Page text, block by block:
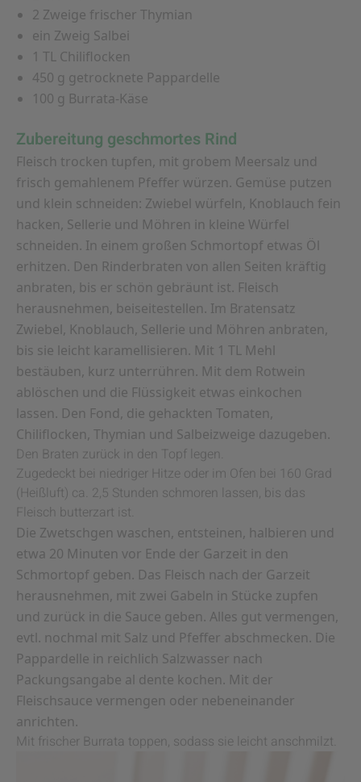
2 Zweige frischer Thymian
ein Zweig Salbei
1 TL Chiliflocken
450 g getrocknete Pappardelle
100 g Burrata-Käse
Zubereitung geschmortes Rind
Fleisch trocken tupfen, mit grobem Meersalz und
frisch gemahlenem Pfeffer würzen. Gemüse putzen
und klein schneiden: Zwiebel würfeln, Knoblauch fein
hacken, Sellerie und Möhren in kleine Würfel
schneiden. In einem großen Schmortopf etwas Öl
erhitzen. Den Rinderbraten von allen Seiten kräftig
anbraten, bis er schön gebräunt ist. Fleisch
herausnehmen, beiseitestellen. Im Bratensatz
Zwiebel, Knoblauch, Sellerie und Möhren anbraten,
bis sie leicht karamellisieren. Mit 1 TL Mehl
bestäuben, kurz unterrühren. Mit dem Rotwein
ablöschen und die Flüssigkeit etwas einkochen
lassen. Den Fond, die gehackten Tomaten,
Chiliflocken, Thymian und Salbeizweige dazugeben.
Den Braten zurück in den Topf legen.
Zugedeckt bei niedriger Hitze oder im Ofen bei 160 Grad
(Heißluft) ca. 2,5 Stunden schmoren lassen, bis das
Fleisch butterzart ist.
Die Zwetschgen waschen, entsteinen, halbieren und
etwa 20 Minuten vor Ende der Garzeit in den
Schmortopf geben. Das Fleisch nach der Garzeit
herausnehmen, mit zwei Gabeln in Stücke zupfen
und zurück in die Sauce geben. Alles gut vermengen,
evtl. nochmal mit Salz und Pfeffer abschmecken. Die
Pappardelle in reichlich Salzwasser nach
Packungsangabe al dente kochen. Mit der
Fleischsauce vermengen oder nebeneinander
anrichten.
Mit frischer Burrata toppen, sodass sie leicht anschmilzt.